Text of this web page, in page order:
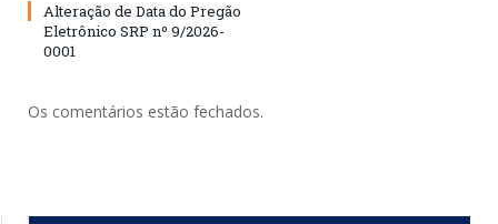
Alteração de Data do Pregão
Eletrônico SRP nº 9/2026-
0001
Os comentários estão fechados.